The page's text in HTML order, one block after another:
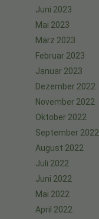
Juni 2023
Mai 2023
März 2023
Februar 2023
Januar 2023
Dezember 2022
November 2022
Oktober 2022
September 2022
August 2022
Juli 2022
Juni 2022
Mai 2022
April 2022